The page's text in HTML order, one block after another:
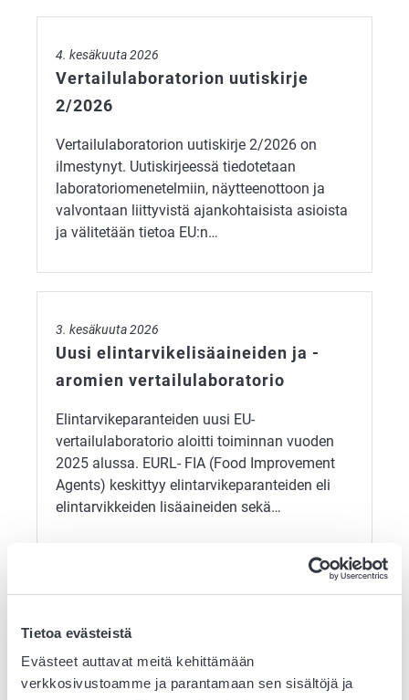
Tietoa evästeistä
Evästeet auttavat meitä kehittämään
verkkosivustoamme ja parantamaan sen sisältöjä ja
4. kesäkuuta 2026
Vertailulaboratorion uutiskirje
2/2026
Vertailulaboratorion uutiskirje 2/2026 on
ilmestynyt. Uutiskirjeessä tiedotetaan
laboratoriomenetelmiin, näytteenottoon ja
valvontaan liittyvistä ajankohtaisista asioista
ja välitetään tietoa EU:n…
3. kesäkuuta 2026
Uusi elintarvikelisäaineiden ja -
aromien vertailulaboratorio
Elintarvikeparanteiden uusi EU-
vertailulaboratorio aloitti toiminnan vuoden
2025 alussa. EURL- FIA (Food Improvement
Agents) keskittyy elintarvikeparanteiden eli
elintarvikkeiden lisäaineiden sekä…
THL:n verkkosivut ovat uudistuneet
Terveyden ja hyvinvoinnin laitoksen (THL)
verkkosivut uudistuivat 5.5.2026 ja vanha